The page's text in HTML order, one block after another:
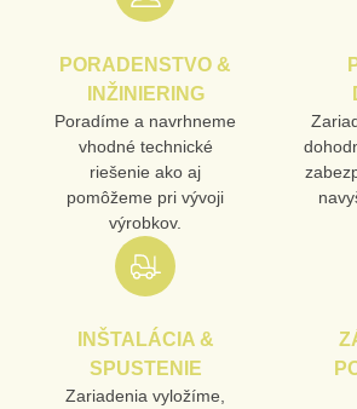
PORADENSTVO &
INŽINIERING
Poradíme a navrhneme
vhodné technické
riešenie ako aj
pomôžeme pri vývoji
výrobkov.
INŠTALÁCIA &
SPUSTENIE
Zariadenia vyložíme,